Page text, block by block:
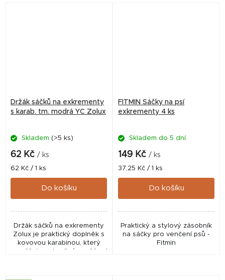
Držák sáčků na exkrementy
s karab. tm. modrá YC Zolux
Skladem (>5 ks)
62 Kč / ks
Měrná
cena:
62 Kč / 1 ks
Do košíku
Držák sáčků na exkrementy
Zolux je praktický doplněk s
kovovou karabinou, který
FITMIN Sáčky na psí
exkrementy 4 ks
Skladem do 5 dní.
149 Kč / ks
Měrná
cena:
37,25 Kč / 1 ks
Do košíku
Praktický a stylový zásobník
na sáčky pro venčení psů -
Fitmin